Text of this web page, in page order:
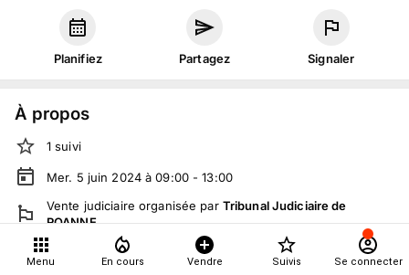
Planifiez Partagez Signaler
À propos
1 suivi
Mer. 5 juin 2024 à 09:00 - 13:00
Vente judiciaire organisée par Tribunal Judiciaire de
ROANNE
En salle :
5 place Georges Clemenceau, 42300 Roanne,
France
Menu En cours Vendre Suivis Se connecter